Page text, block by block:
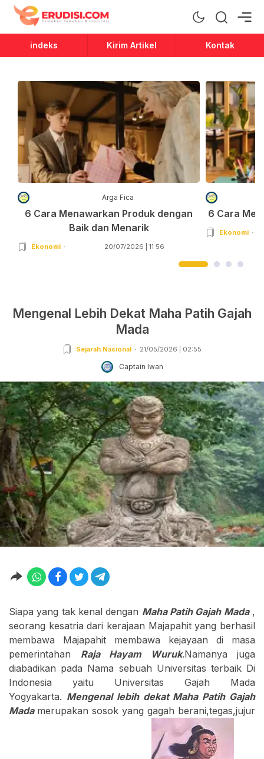
Erudisi
Temukan Jawaban dan Inspirasi
indeks Kirim Artikel Kontak
Arga Fica
6 Cara Menawarkan Produk dengan
Baik dan Menarik
Ekonomi 20/07/2026 | 11:56
6 Cara
Ekonomi
Mengenal Lebih Dekat Maha Patih Gajah
Mada
Sejarah Nasional 21/05/2026 | 02:55
Captain Iwan
Siapa yang tak kenal dengan Maha Patih Gajah Mada,
seorang kesatria dari kerajaan Majapahit yang berhasil
membawa Majapahit membawa kejayaan di masa
pemerintahan Raja Hayam Wuruk.Namanya juga
diabadikan pada Nama sebuah Universitas terbaik Di
Indonesia yaitu Universitas Gajah Mada
Yogyakarta. Mengenal lebih dekat Maha Patih Gajah
Mada merupakan sosok yang gagah berani,tegas,jujur